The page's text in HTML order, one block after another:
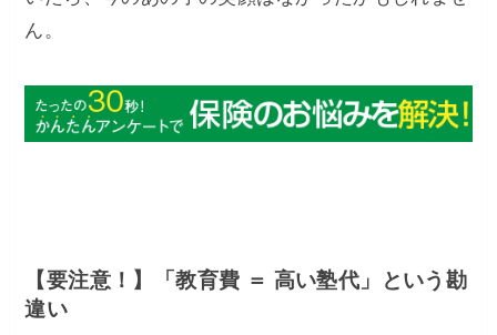
ん。
​【要注意！】「教育費 ＝ 高い塾代」という勘
違い